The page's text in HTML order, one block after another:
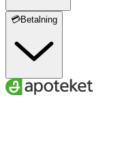
💳Betalning